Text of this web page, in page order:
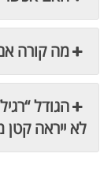
מה קורה
הגודל
לא ייראה קטן